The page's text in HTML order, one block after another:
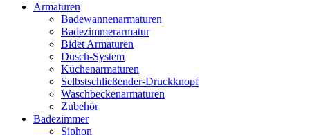
Armaturen
Badewannenarmaturen
Badezimmerarmatur
Bidet Armaturen
Dusch-System
Küchenarmaturen
Selbstschließender-Druckknopf
Waschbeckenarmaturen
Zubehör
Badezimmer
Siphon